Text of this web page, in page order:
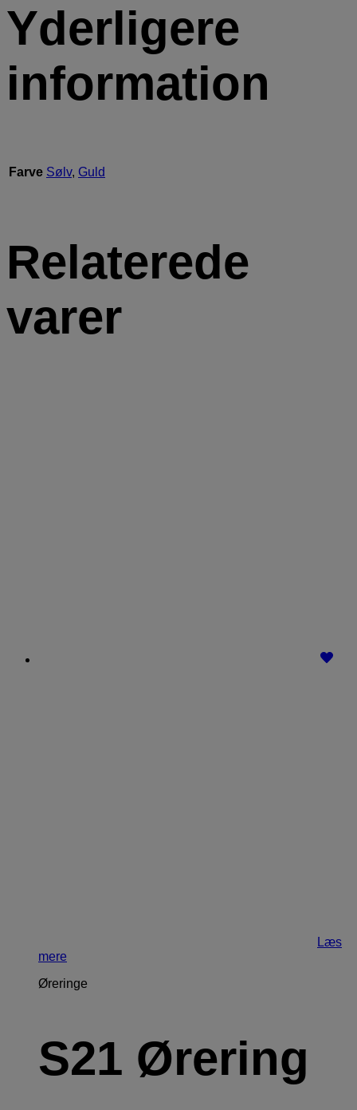
Yderligere
information
Farve Sølv, Guld
Relaterede
varer
Læs
mere
Øreringe
S21 Ørering